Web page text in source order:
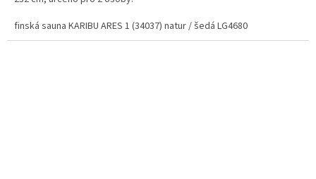
finská sauna KARIBU ARES 1 (34037) natur / šedá LG4680